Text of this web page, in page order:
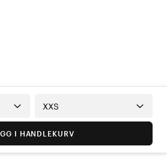
XXS
I HANDLEKURV